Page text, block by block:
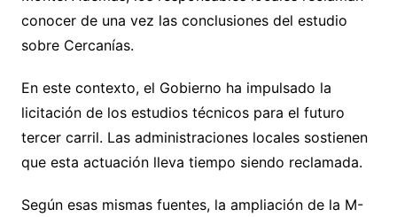
conocer de una vez las conclusiones del estudio
sobre Cercanías.
En este contexto, el Gobierno ha impulsado la
licitación de los estudios técnicos para el futuro
tercer carril. Las administraciones locales sostienen
que esta actuación lleva tiempo siendo reclamada.
Según esas mismas fuentes, la ampliación de la M-